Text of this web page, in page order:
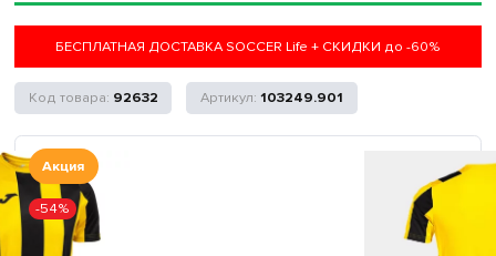
БЕСПЛАТНАЯ ДОСТАВКА SOCCER Life + СКИДКИ до -60%
92632 103249.901
Акция
-54%